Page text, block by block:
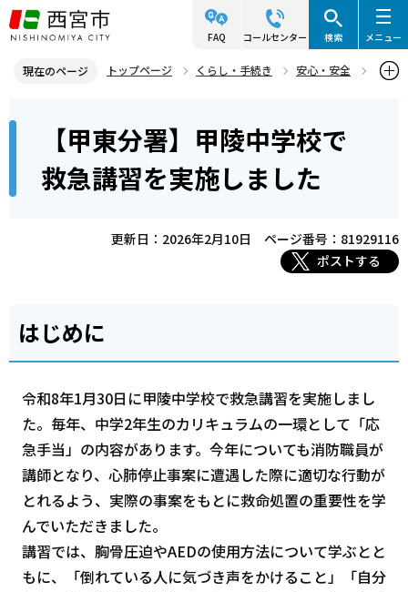
こ
の
ジ
頭
FAQ コールセンター 検索 メニュー
現在のページ トップページ くらし・手続き
安心・安全
【甲東分署】甲陵中学校で救急講習を実施しました
【甲東分署】甲陵中学校で
救急講習を実施しました
更新日：2026年2月10日
ページ番号：81929116
ポストする
はじめに
令和8年1月30日に甲陵中学校で救急講習を実施しまし
た。毎年、中学2年生のカリキュラムの一環として「応
急手当」の内容があります。今年についても消防職員が
講師となり、心肺停止事案に遭遇した際に適切な行動が
とれるよう、実際の事案をもとに救命処置の重要性を学
んでいただきました。
講習では、胸骨圧迫やAEDの使用方法について学ぶとと
もに、「倒れている人に気づき声をかけること」「自分